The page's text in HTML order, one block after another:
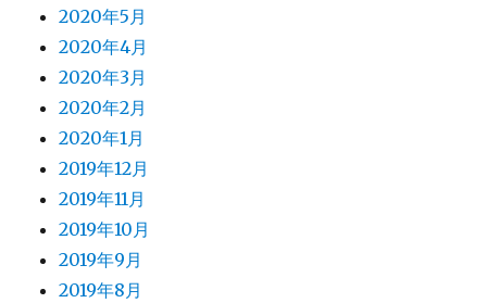
2020年5月
2020年4月
2020年3月
2020年2月
2020年1月
2019年12月
2019年11月
2019年10月
2019年9月
2019年8月